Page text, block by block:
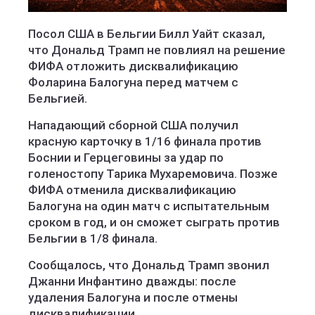
Посол США в Бельгии Билл Уайт сказал,
что Дональд Трамп не повлиял на решение
ФИФА отложить дисквалификацию
Фоларина Балогуна перед матчем с
Бельгией.
Нападающий сборной США получил
красную карточку в 1/16 финала против
Боснии и Герцеговины за удар по
голеностопу Тарика Мухаремовича. Позже
ФИФА отменила дисквалификацию
Балогуна на один матч с испытательным
сроком в год, и он сможет сыграть против
Бельгии в 1/8 финала.
Сообщалось, что Дональд Трамп звонил
Джанни Инфантино дважды: после
удаления Балогуна и после отмены